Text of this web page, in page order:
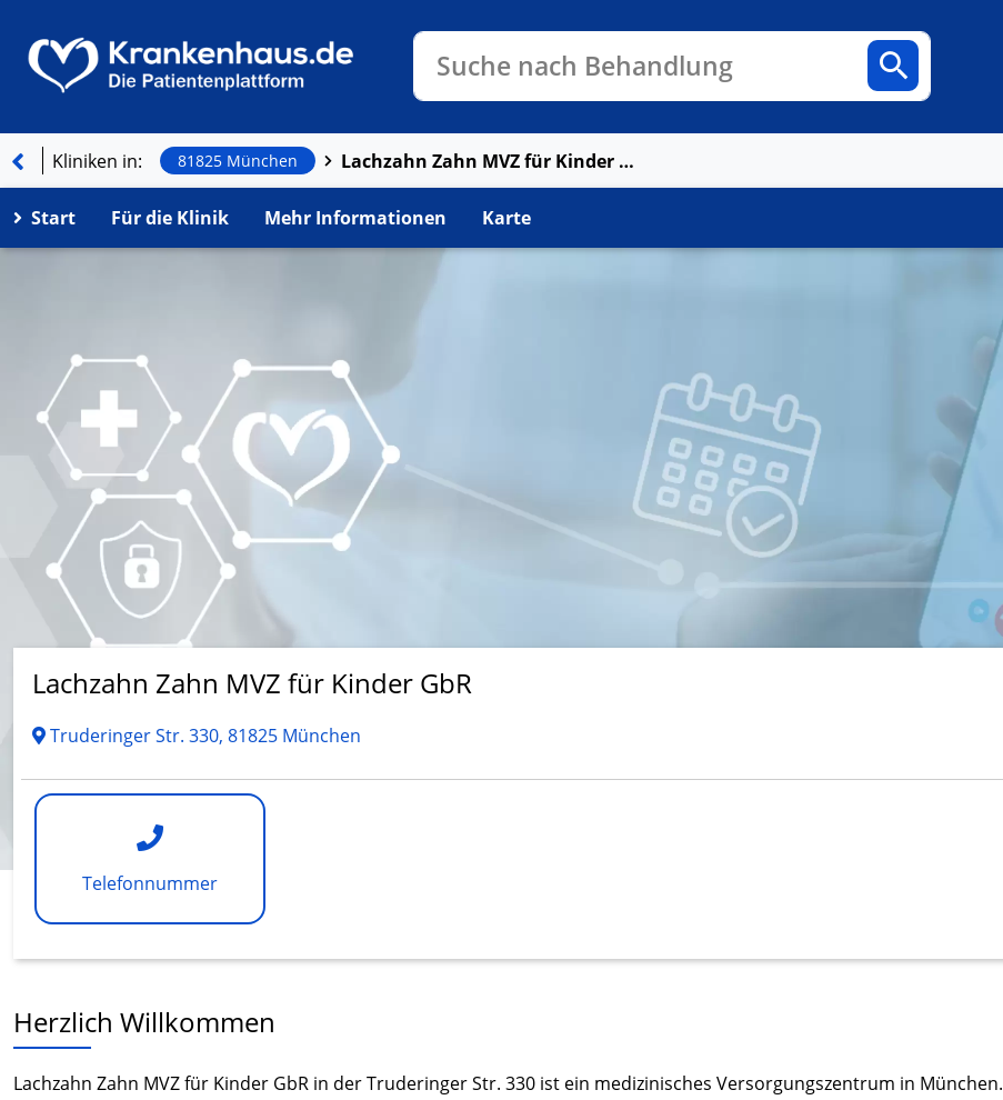
Suche nach Behandlung
Kliniken in: 81825 München Lachzahn Zahn MVZ für Kinder GbR
Start Für die Klinik Mehr Informationen Karte
Lachzahn Zahn MVZ für Kinder GbR
Truderinger Str. 330, 81825 München
Telefonnummer
Herzlich Willkommen
Lachzahn Zahn MVZ für Kinder GbR in der Truderinger Str. 330 ist ein medizinisches Versorgungszentrum in München.